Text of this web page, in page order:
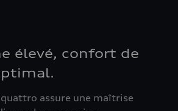
élevé, confort de
assure une maîtrise